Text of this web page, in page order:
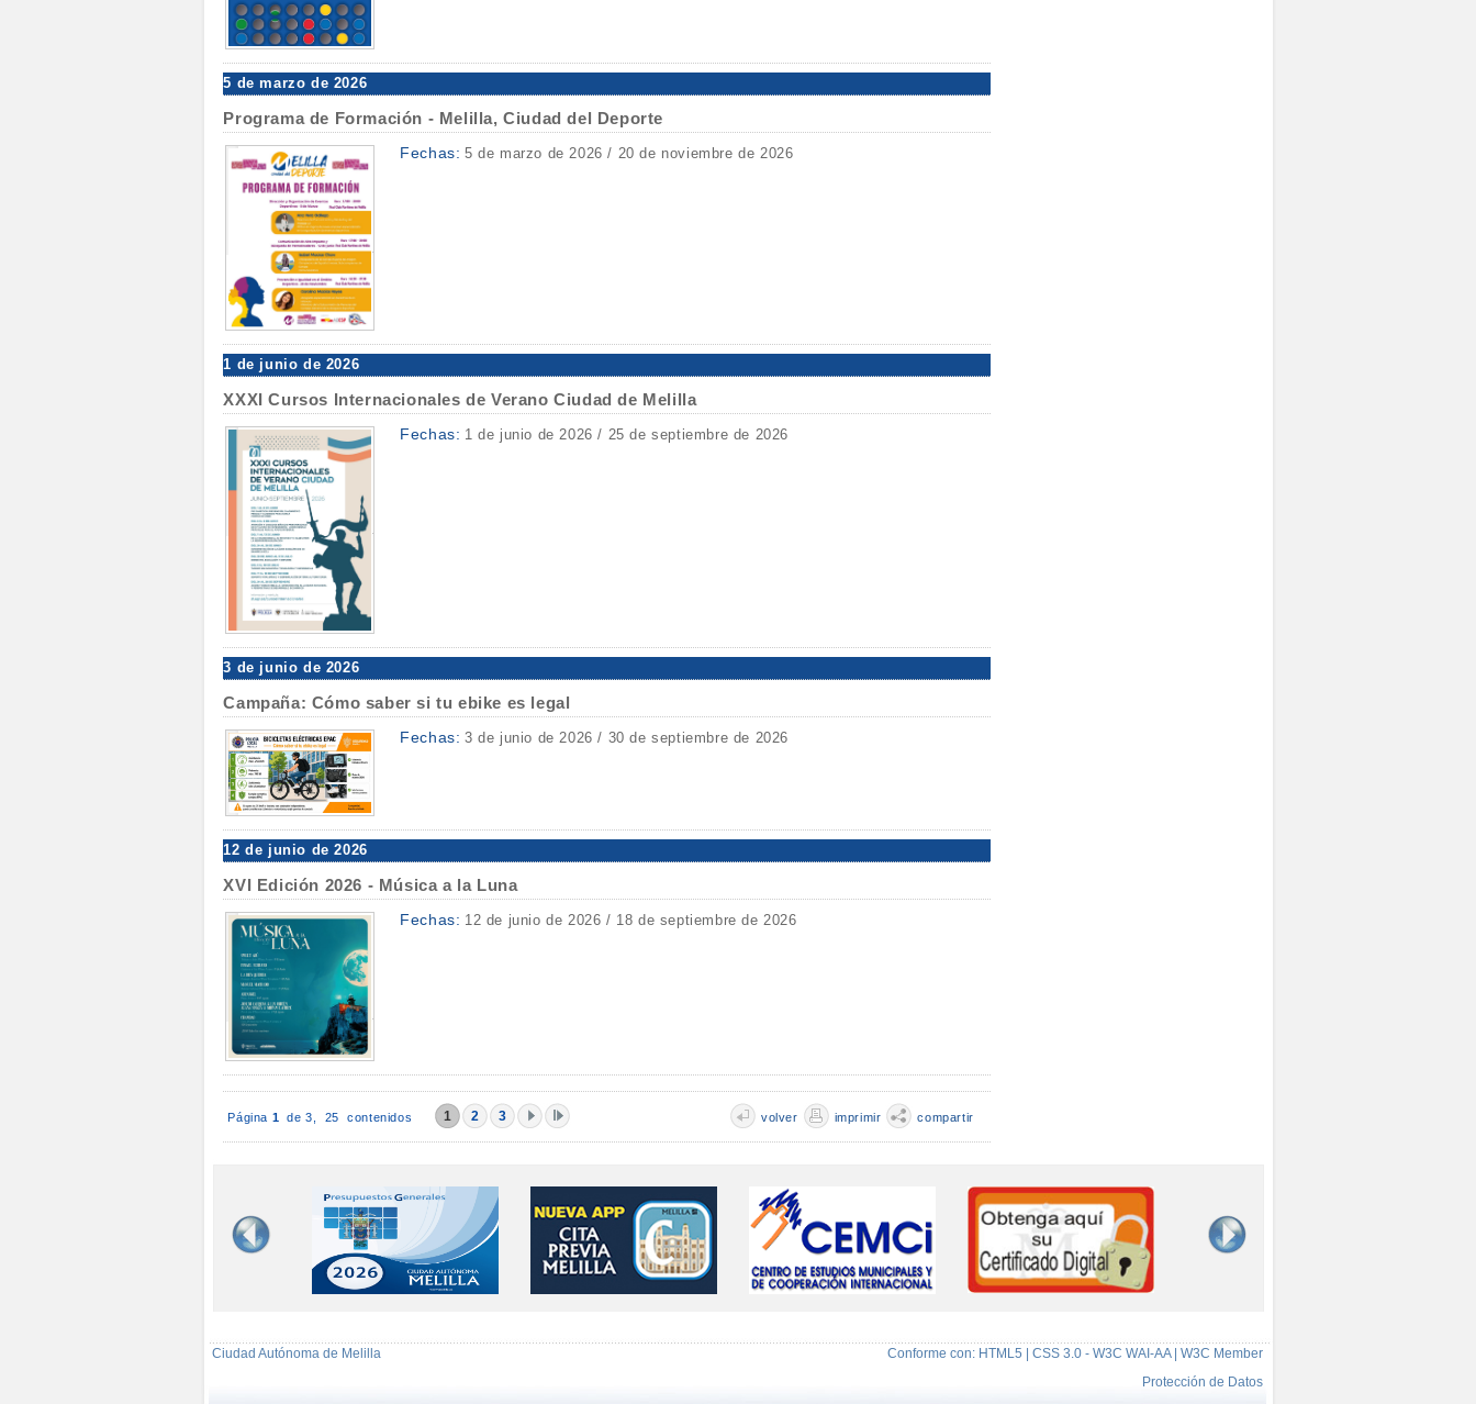
5 de marzo de 2026
Programa de Formación - Melilla, Ciudad del Deporte
Fechas: 5 de marzo de 2026 / 20 de noviembre de 2026
1 de junio de 2026
XXXI Cursos Internacionales de Verano Ciudad de Melilla
Fechas: 1 de junio de 2026 / 25 de septiembre de 2026
3 de junio de 2026
Campaña: Cómo saber si tu ebike es legal
Fechas: 3 de junio de 2026 / 30 de septiembre de 2026
12 de junio de 2026
XVI Edición 2026 - Música a la Luna
Fechas: 12 de junio de 2026 / 18 de septiembre de 2026
Página 1 de 3, 25 contenidos 1 2 3 volver imprimir compartir
Ciudad Autónoma de Melilla
Conforme con: HTML5 | CSS 3.0 - W3C WAI-AA | W3C Member
Protección de Datos